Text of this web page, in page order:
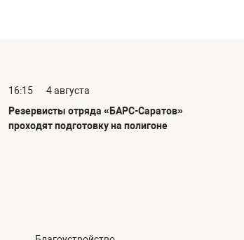
16:15
4 августа
Резервисты отряда «БАРС-Саратов»
проходят подготовку на полигоне